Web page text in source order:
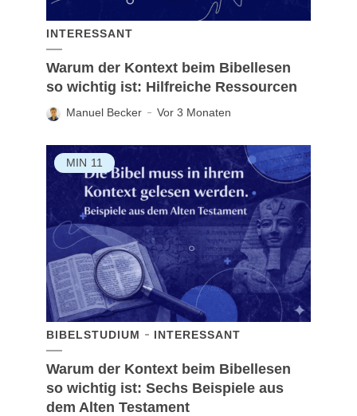
INTERESSANT
Warum der Kontext beim Bibellesen
so wichtig ist: Hilfreiche Ressourcen
Manuel Becker Vor 3 Monaten
MIN 11
BIBELSTUDIUM INTERESSANT
Warum der Kontext beim Bibellesen
so wichtig ist: Sechs Beispiele aus
dem Alten Testament